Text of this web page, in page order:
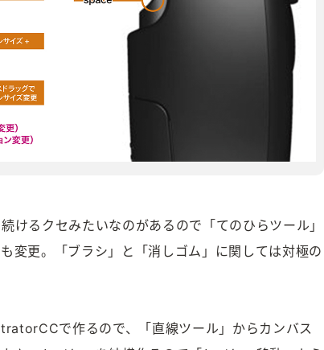
けるクセみたいなのがあるので「てのひらツール」
変更。「ブラシ」と「消しゴム」に関しては対極の
で作るので、「直線ツール」からカンバス